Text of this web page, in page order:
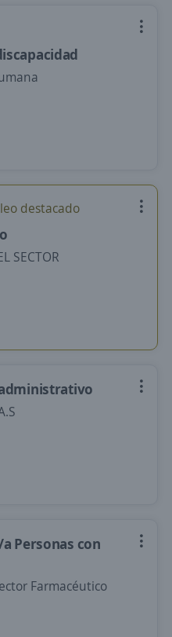
destacado
SECTOR
Personas con
Farmacéutico